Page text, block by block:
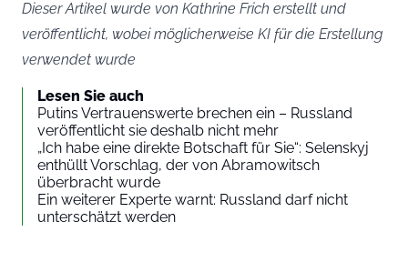
Dieser Artikel wurde von Kathrine Frich erstellt und
veröffentlicht, wobei möglicherweise KI für die Erstellung
verwendet wurde
Lesen Sie auch
Putins Vertrauenswerte brechen ein – Russland
veröffentlicht sie deshalb nicht mehr
„Ich habe eine direkte Botschaft für Sie“: Selenskyj
enthüllt Vorschlag, der von Abramowitsch
überbracht wurde
Ein weiterer Experte warnt: Russland darf nicht
unterschätzt werden